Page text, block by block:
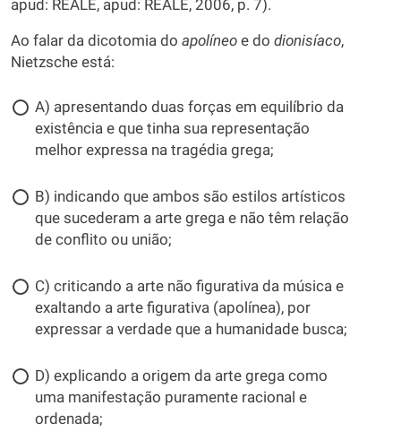
apud: REALE, apud: REALE, 2006, p. 7).
Ao falar da dicotomia do apolíneo e do dionisíaco,
Nietzsche está:
A) apresentando duas forças em equilíbrio da
existência e que tinha sua representação
melhor expressa na tragédia grega;
B) indicando que ambos são estilos artísticos
que sucederam a arte grega e não têm relação
de conflito ou união;
C) criticando a arte não figurativa da música e
exaltando a arte figurativa (apolínea), por
expressar a verdade que a humanidade busca;
D) explicando a origem da arte grega como
uma manifestação puramente racional e
ordenada;